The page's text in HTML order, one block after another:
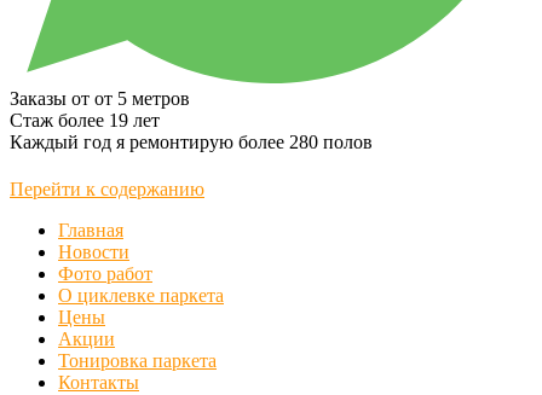
Заказы от от 5 метров
Стаж более 19 лет
Каждый год я ремонтирую более 280 полов
Перейти к содержанию
Главная
Новости
Фото работ
О циклевке паркета
Цены
Акции
Тонировка паркета
Контакты